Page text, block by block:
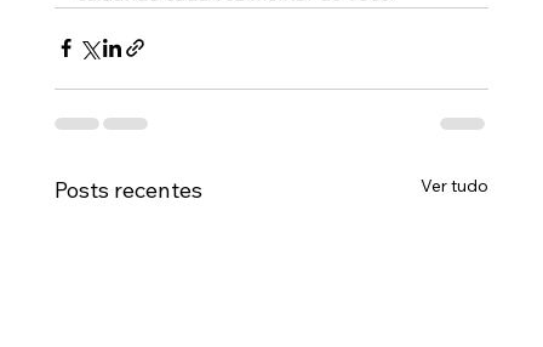
Posts recentes Ver tudo